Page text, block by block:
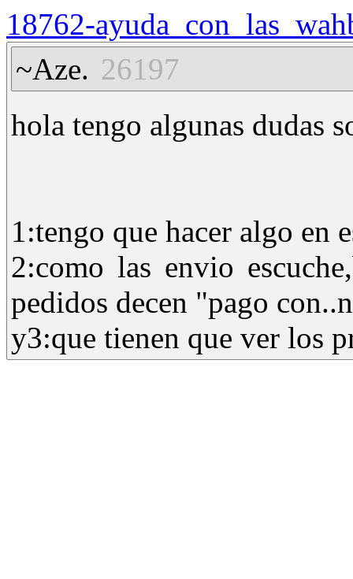
18762-
~Aze. 26197
hola tengo algunas dudas
1:tengo que hacer algo en
2:como las envio
pedidos decen "pago
y3:que tienen que ver los